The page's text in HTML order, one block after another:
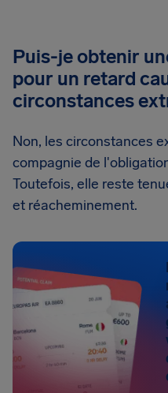
Puis-je obtenir
pour un retard
circonstances
Non, les circonstances
compagnie de
Toutefois, elle reste
et réacheminement.